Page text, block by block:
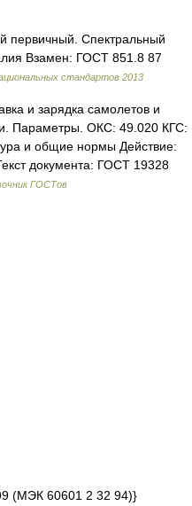
первичный. Спектральный
Взамен: ГОСТ 851.8 87
стандартов 2013
и зарядка самолетов и
Параметры. ОКС: 49.020 КГС:
и общие нормы Действие:
документа: ГОСТ 19328
ГОСТов
(МЭК 60601 2 32 94)}